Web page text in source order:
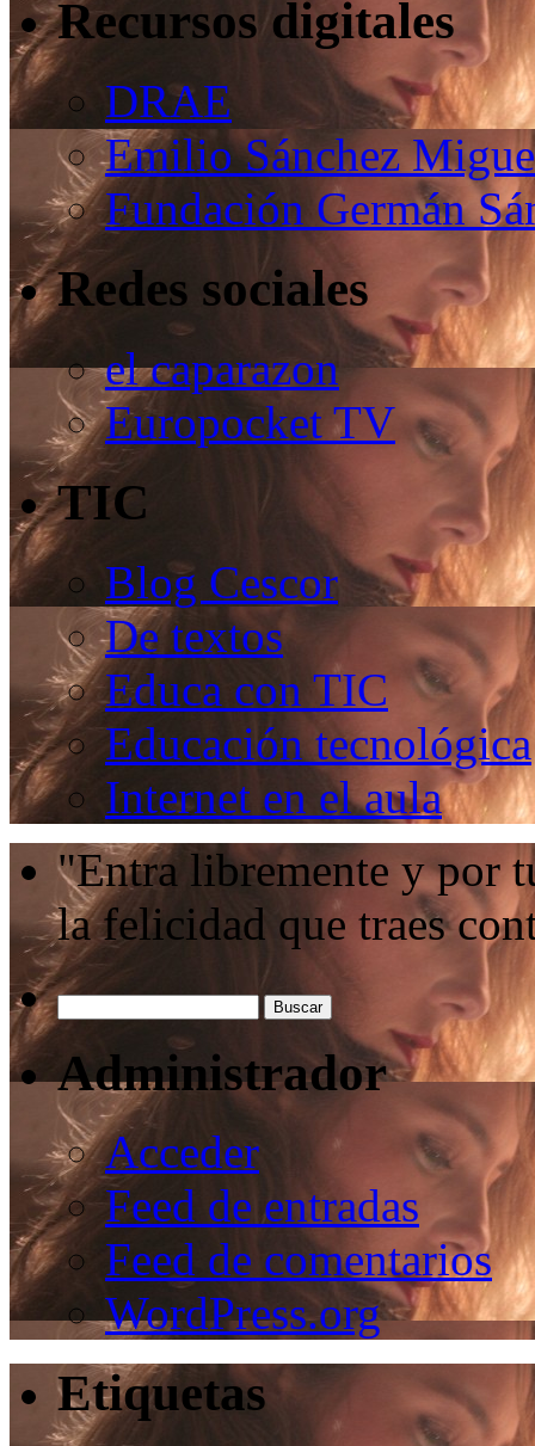
Recursos digitales
DRAE
Emilio Sánchez
Fundación Germán
Redes sociales
el caparazon
Europocket TV
TIC
Blog Cescor
De textos
Educa con TIC
Educación tecnológica
Internet en el aula
"Entra libremente y por
la felicidad que traes
Administrador
Acceder
Feed de entradas
Feed de comentarios
WordPress.org
Etiquetas